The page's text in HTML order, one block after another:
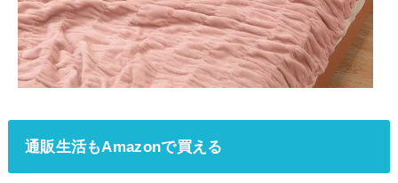
通販生活もAmazonで買える